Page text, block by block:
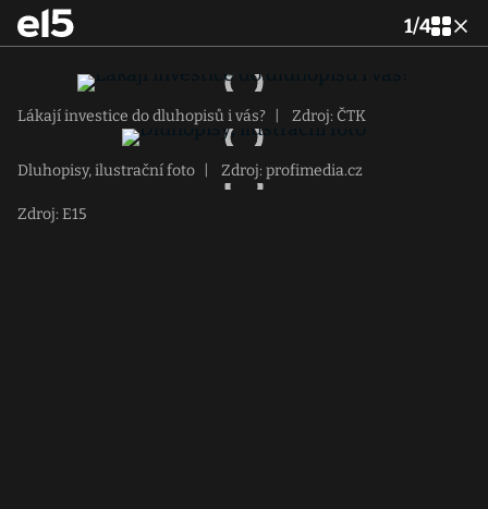
1/4
Lákají investice do dluhopisů i vás? Zdroj: ČTK
Dluhopisy, ilustrační foto Zdroj: profimedia.cz
Zdroj: E15